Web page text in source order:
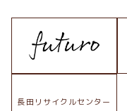
長田リサイクルセンター